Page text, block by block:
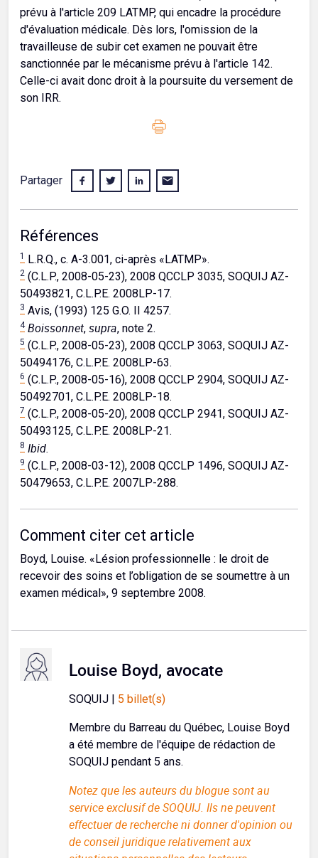
prévu à l'article 209 LATMP, qui encadre la procédure
d'évaluation médicale. Dès lors, l'omission de la
travailleuse de subir cet examen ne pouvait être
sanctionnée par le mécanisme prévu à l'article 142.
Celle-ci avait donc droit à la poursuite du versement de
son IRR.
Partager
Références
1 L.R.Q., c. A-3.001, ci-après «LATMP».
2 (C.L.P., 2008-05-23), 2008 QCCLP 3035, SOQUIJ AZ-
50493821, C.L.P.E. 2008LP-17.
3 Avis, (1993) 125 G.O. II 4257.
4 Boissonnet, supra, note 2.
5 (C.L.P., 2008-05-23), 2008 QCCLP 3063, SOQUIJ AZ-
50494176, C.L.P.E. 2008LP-63.
6 (C.L.P., 2008-05-16), 2008 QCCLP 2904, SOQUIJ AZ-
50492701, C.L.P.E. 2008LP-18.
7 (C.L.P., 2008-05-20), 2008 QCCLP 2941, SOQUIJ AZ-
50493125, C.L.P.E. 2008LP-21.
8 Ibid.
9 (C.L.P., 2008-03-12), 2008 QCCLP 1496, SOQUIJ AZ-
50479653, C.L.P.E. 2007LP-288.
Comment citer cet article
Boyd, Louise. «Lésion professionnelle : le droit de
recevoir des soins et l’obligation de se soumettre à un
examen médical», 9 septembre 2008.
Louise Boyd, avocate
SOQUIJ | 5 billet(s)
Membre du Barreau du Québec, Louise Boyd
a été membre de l'équipe de rédaction de
SOQUIJ pendant 5 ans.
Notez que les auteurs du blogue sont au
service exclusif de SOQUIJ. Ils ne peuvent
effectuer de recherche ni donner d'opinion ou
de conseil juridique relativement aux